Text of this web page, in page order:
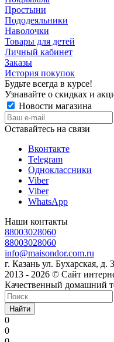
Простыни
Пододеяльники
Наволочки
Товары для детей
Личный кабинет
Заказы
История покупок
Будьте всегда в курсе!
Узнавайте о скидках и
Новости магазина
Оставайтесь на связи
Вконтакте
Telegram
Одноклассники
Viber
Viber
WhatsApp
Наши контакты
88003028060
88003028060
info@maisondor.com.ru
г. Казань ул. Бухарская, д. 3
2013 - 2026 © Сайт
Качественный домашний
Найти
0
0